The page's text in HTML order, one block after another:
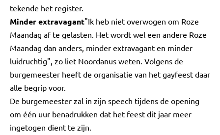
tekende het register.
Minder extravagant"Ik heb niet overwogen om Roze
Maandag af te gelasten. Het wordt wel een andere Roze
Maandag dan anders, minder extravagant en minder
luidruchtig", zo liet Noordanus weten. Volgens de
burgemeester heeft de organisatie van het gayfeest daar
alle begrip voor.
De burgemeester zal in zijn speech tijdens de opening
om één uur benadrukken dat het feest dit jaar meer
ingetogen dient te zijn.